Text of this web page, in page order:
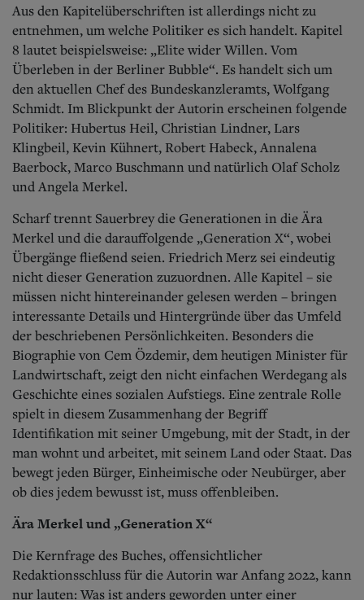
Aus den Kapitelüberschriften ist allerdings nicht zu
entnehmen, um welche Politiker es sich handelt. Kapitel
8 lautet beispielsweise: „Elite wider Willen. Vom
Überleben in der Berliner Bubble“. Es handelt sich um
den aktuellen Chef des Bundeskanzleramts, Wolfgang
Schmidt. Im Blickpunkt der Autorin erscheinen folgende
Politiker: Hubertus Heil, Christian Lindner, Lars
Klingbeil, Kevin Kühnert, Robert Habeck, Annalena
Baerbock, Marco Buschmann und natürlich Olaf Scholz
und Angela Merkel.
Scharf trennt Sauerbrey die Generationen in die Ära
Merkel und die darauffolgende „Generation X“, wobei
Übergänge fließend seien. Friedrich Merz sei eindeutig
nicht dieser Generation zuzuordnen. Alle Kapitel – sie
müssen nicht hintereinander gelesen werden – bringen
interessante Details und Hintergründe über das Umfeld
der beschriebenen Persönlichkeiten. Besonders die
Biographie von Cem Özdemir, dem heutigen Minister für
Landwirtschaft, zeigt den nicht einfachen Werdegang als
Geschichte eines sozialen Aufstiegs. Eine zentrale Rolle
spielt in diesem Zusammenhang der Begriff
Identifikation mit seiner Umgebung, mit der Stadt, in der
man wohnt und arbeitet, mit seinem Land oder Staat. Das
bewegt jeden Bürger, Einheimische oder Neubürger, aber
ob dies jedem bewusst ist, muss offenbleiben.
Ära Merkel und „Generation X“
Die Kernfrage des Buches, offensichtlicher
Redaktionsschluss für die Autorin war Anfang 2022, kann
nur lauten: Was ist anders geworden unter einer